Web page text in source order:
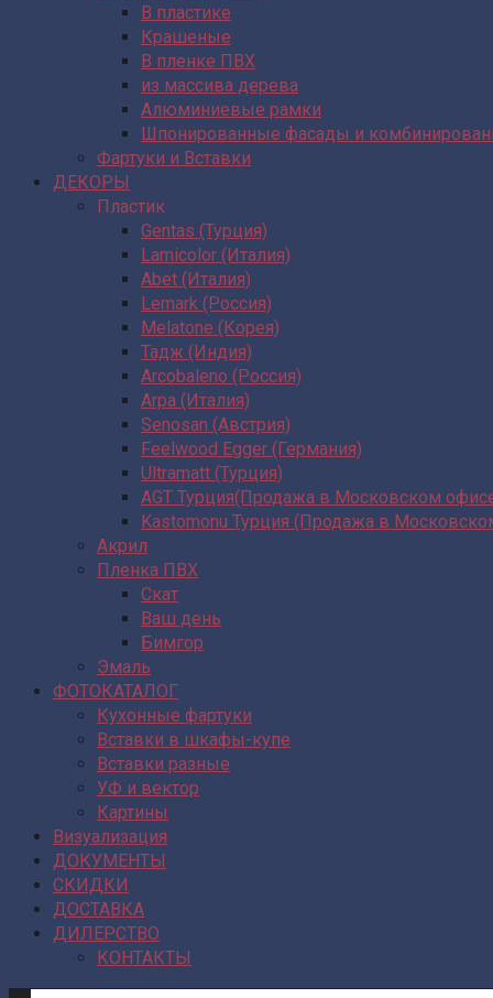
В пластике
Крашеные
В пленке ПВХ
из массива дерева
Алюминиевые рамки
Шпонированные фасады и
Фартуки и Вставки
ДЕКОРЫ
Пластик
Gentas (Турция)
Lamicolor (Италия)
Abet (Италия)
Lemark (Россия)
Melatone (Корея)
Тадж (Индия)
Arcobaleno (Россия)
Arpa (Италия)
Senosan (Австрия)
Feelwood Egger (Германия)
Ultramatt (Турция)
AGT Турция(Продажа в Московском
Kastomonu Турция (Продажа в
Акрил
Пленка ПВХ
Скат
Ваш день
Бимгор
Эмаль
ФОТОКАТАЛОГ
Кухонные фартуки
Вставки в шкафы-купе
Вставки разные
УФ и вектор
Картины
Визуализация
ДОКУМЕНТЫ
СКИДКИ
ДОСТАВКА
ДИЛЕРСТВО
КОНТАКТЫ